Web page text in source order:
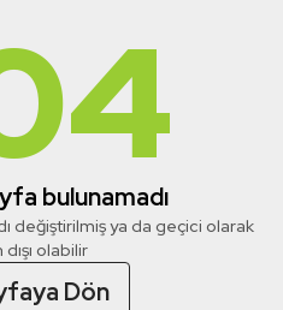
bulunamadı
değiştirilmiş ya da geçici olarak
dışı olabilir
Dön